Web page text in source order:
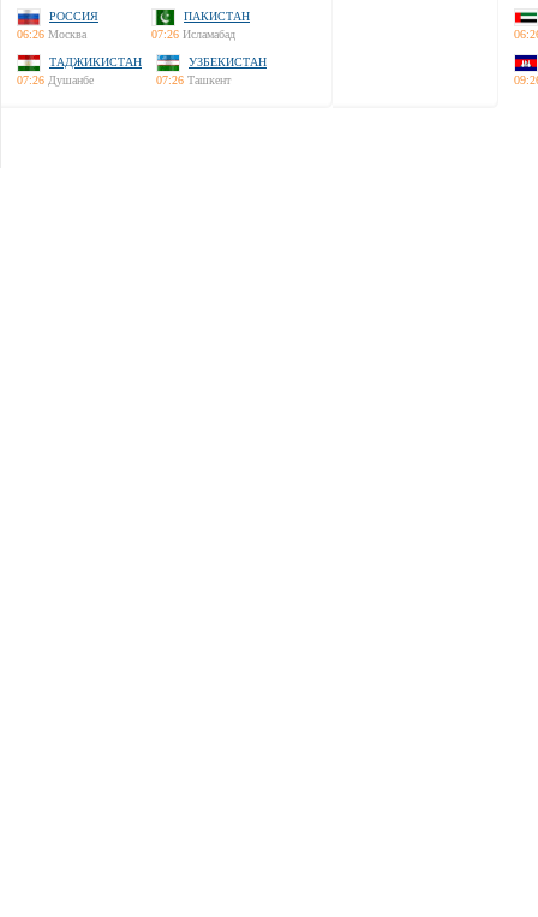
РОССИЯ
06:26 Москва
ПАКИСТАН
07:26 Исламабад
ТАДЖИКИСТАН
07:26 Душанбе
УЗБЕКИСТАН
07:26 Ташкент